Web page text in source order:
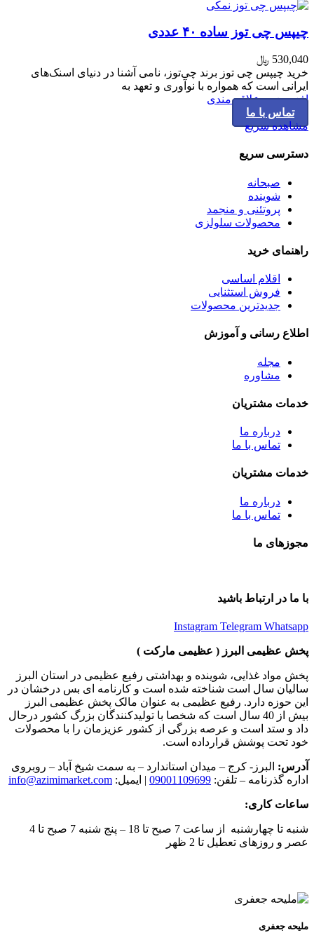
the
page
چیپس چی توز ساده ۴۰ عددی
530,040 ﷼
خرید چیپس چی توز برند چی‌توز، نامی آشنا در دنیای اسنک‌های
ایرانی است که همواره با نوآوری و تعهد به
افزودن به علاقه مندی
تماس با ما
مشاهده سریع
دسترسی سریع
صبحانه
شوینده
پروتئنی و منجمد
محصولات سلولزی
راهنمای خرید
اقلام اساسی
فروش استثنایی
جدیدترین محصولات
اطلاع رسانی و آموزش
مجله
مشاوره
خدمات مشتریان
درباره ما
تماس با ما
خدمات مشتریان
درباره ما
تماس با ما
مجوزهای ما
با ما در ارتباط باشید
Instagram Telegram Whatsapp
پخش عظیمی البرز ( عظیمی مارکت )
پخش مواد غذایی، شوینده و بهداشتی رفیع عظیمی در استان البرز
سالیان سال است شناخته شده است و کارنامه ای بس درخشان در
این حوزه دارد. رفیع عظیمی به عنوان مالک پخش عظیمی البرز
بیش از 40 سال است که شخصا با تولیدکنندگان بزرگ کشور درحال
داد و ستد است و عرصه بزرگی از کشور عزیزمان را با محصولات
خود تحت پوشش قرارداده است.
آدرس: البرز- کرج – میدان استاندارد – به سمت شیخ آباد – روبروی
اداره گذرنامه – تلفن: 09001109699 | ایمیل: info@azimimarket.com
ساعات کاری:
شنبه تا چهارشنبه از ساعت 7 صبح تا 18 – پنج شنبه 7 صبح تا 4
عصر و روزهای تعطیل تا 2 ظهر
ملیحه جعفری